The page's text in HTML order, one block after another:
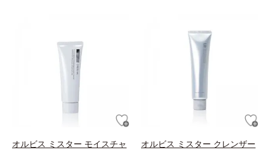
オルビス ミスター モイスチャ
オルビス ミスター クレンザー